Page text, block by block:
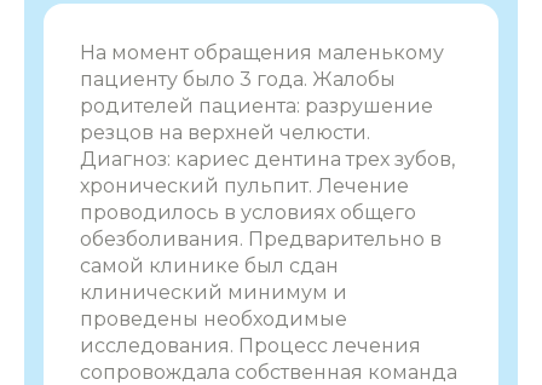
На момент обращения маленькому
пациенту было 3 года. Жалобы
родителей пациента: разрушение
резцов на верхней челюсти.
Диагноз: кариес дентина трех зубов,
хронический пульпит. Лечение
проводилось в условиях общего
обезболивания. Предварительно в
самой клинике был сдан
клинический минимум и
проведены необходимые
исследования. Процесс лечения
сопровождала собственная команда